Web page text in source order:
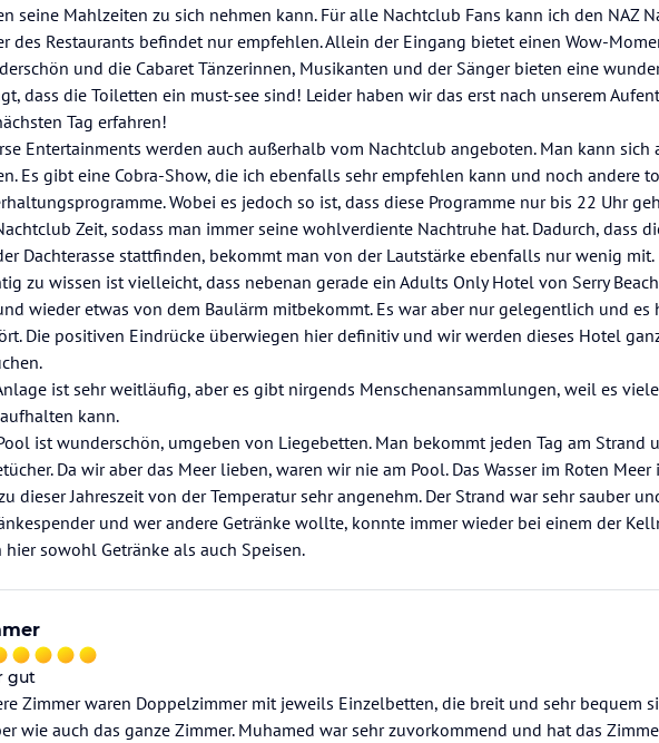
seine Mahlzeiten zu sich nehmen kann. Für alle Nachtclub Fans kann ich den NAZ
des Restaurants befindet nur empfehlen. Allein der Eingang bietet einen Wow-
und die Cabaret Tänzerinnen, Musikanten und der Sänger bieten eine
dass die Toiletten ein must-see sind! Leider haben wir das erst nach unserem
Tag erfahren!
Entertainments werden auch außerhalb vom Nachtclub angeboten. Man kann sich
Es gibt eine Cobra-Show, die ich ebenfalls sehr empfehlen kann und noch andere
Wobei es jedoch so ist, dass diese Programme nur bis 22 Uhr
Zeit, sodass man immer seine wohlverdiente Nachtruhe hat. Dadurch, dass
Dachterasse stattfinden, bekommt man von der Lautstärke ebenfalls nur wenig mit.
zu wissen ist vielleicht, dass nebenan gerade ein Adults Only Hotel von Serry
wieder etwas von dem Baulärm mitbekommt. Es war aber nur gelegentlich und
Die positiven Eindrücke überwiegen hier definitiv und wir werden dieses Hotel
ist sehr weitläufig, aber es gibt nirgends Menschenansammlungen, weil es
kann.
ist wunderschön, umgeben von Liegebetten. Man bekommt jeden Tag am Strand
Da wir aber das Meer lieben, waren wir nie am Pool. Das Wasser im Roten
dieser Jahreszeit von der Temperatur sehr angenehm. Der Strand war sehr sauber
und wer andere Getränke wollte, konnte immer wieder bei einem der
hier sowohl Getränke als auch Speisen.
gut
Zimmer waren Doppelzimmer mit jeweils Einzelbetten, die breit und sehr bequem
wie auch das ganze Zimmer. Muhamed war sehr zuvorkommend und hat das